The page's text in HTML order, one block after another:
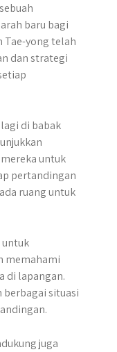
baru bagi
Tae-yong telah
dan strategi
di babak
untuk
pertandingan
ruang untuk
untuk
memahami
di lapangan.
berbagai situasi
juga